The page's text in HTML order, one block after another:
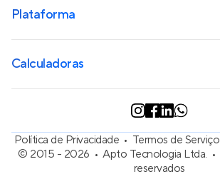
Plataforma
Calculadoras
Política de Privacidade Termos de Serviço
© 2015 - 2026
Apto Tecnologia Ltda.
reservados